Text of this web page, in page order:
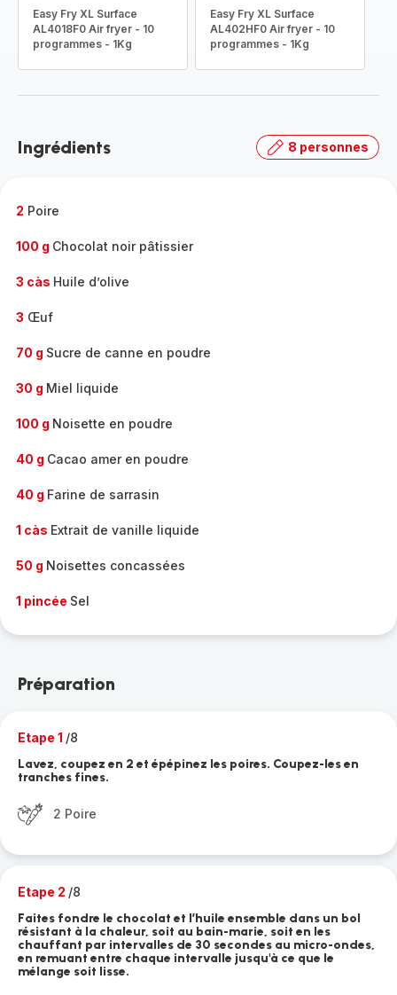
Easy Fry XL Surface
AL4018F0 Air fryer - 10
programmes - 1Kg
Easy Fry XL Surface
AL402HF0 Air fryer - 10
programmes - 1Kg
Ingrédients 8 personnes
2 Poire
100 g Chocolat noir pâtissier
3 càs Huile d’olive
3 Œuf
70 g Sucre de canne en poudre
30 g Miel liquide
100 g Noisette en poudre
40 g Cacao amer en poudre
40 g Farine de sarrasin
1 càs Extrait de vanille liquide
50 g Noisettes concassées
1 pincée Sel
Préparation
Etape 1 /8
Lavez, coupez en 2 et épépinez les poires. Coupez-les en
tranches fines.
2 Poire
Etape 2 /8
Faites fondre le chocolat et l’huile ensemble dans un bol
résistant à la chaleur, soit au bain-marie, soit en les
chauffant par intervalles de 30 secondes au micro-ondes,
en remuant entre chaque intervalle jusqu'à ce que le
mélange soit lisse.